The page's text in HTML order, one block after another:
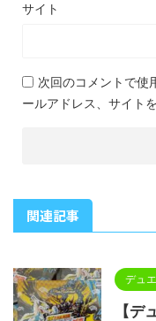
サイト
次回のコメントで使
ールアドレス、サイト
関連記事
デュ
【